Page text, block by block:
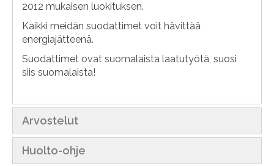
2012 mukaisen luokituksen.
Kaikki meidän suodattimet voit hävittää
energiajätteenä.
Suodattimet ovat suomalaista laatutyötä, suosi
siis suomalaista!
Arvostelut
Huolto-ohje